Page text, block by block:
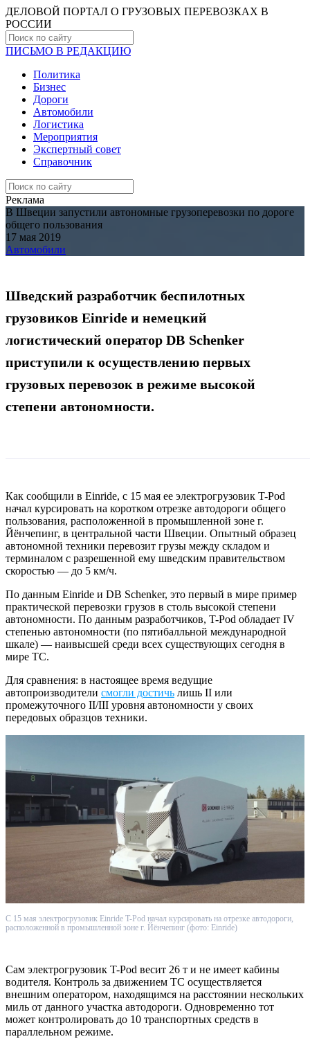
ДЕЛОВОЙ ПОРТАЛ О ГРУЗОВЫХ ПЕРЕВОЗКАХ В
РОCСИИ
ПИСЬМО В РЕДАКЦИЮ
Политика
Бизнес
Дороги
Автомобили
Логистика
Мероприятия
Экспертный совет
Справочник
Реклама
В Швеции запустили автономные грузоперевозки по дороге
общего пользования
17 мая 2019
Автомобили
Шведский разработчик беспилотных
грузовиков Einride и немецкий
логистический оператор DB Schenker
приступили к осуществлению первых
грузовых перевозок в режиме высокой
степени автономности.
Как сообщили в Einride, с 15 мая ее электрогрузовик T-Pod
начал курсировать на коротком отрезке автодороги общего
пользования, расположенной в промышленной зоне г.
Йёнчепинг, в центральной части Швеции. Опытный образец
автономной техники перевозит грузы между складом и
терминалом с разрешенной ему шведским правительством
скоростью — до 5 км/ч.
По данным Einride и DB Schenker, это первый в мире пример
практической перевозки грузов в столь высокой степени
автономности. По данным разработчиков, T-Pod обладает IV
степенью автономности (по пятибалльной международной
шкале) — наивысшей среди всех существующих сегодня в
мире ТС.
Для сравнения: в настоящее время ведущие
автопроизводители смогли достичь лишь II или
промежуточного II/III уровня автономности у своих
передовых образцов техники.
C 15 мая электрогрузовик Einride T-Pod начал курсировать на отрезке автодороги,
расположенной в промышленной зоне г. Йёнчепинг (фото: Einride)
Сам электрогрузовик T-Pod весит 26 т и не имеет кабины
водителя. Контроль за движением ТС осуществляется
внешним оператором, находящимся на расстоянии нескольких
миль от данного участка автодороги. Одновременно тот
может контролировать до 10 транспортных средств в
параллельном режиме.